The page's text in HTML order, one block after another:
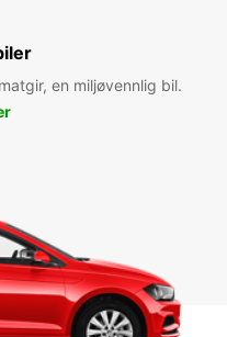
en miljøvennlig bil.